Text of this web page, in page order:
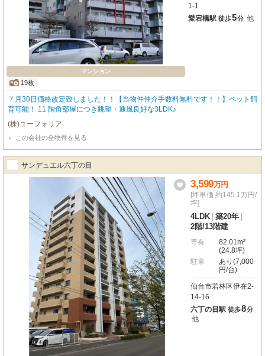
マンション
19枚
1-1
愛宕橋駅 徒歩5分 他
７月30日価格改定致しました！！【当物件仲介手数料無料です！！】ペット飼
育可能！ 11 階角部屋につき眺望・通風良好な3LDK♪
(株)ユーフォリア
この会社の全物件を見る
サンデュエル六丁の目
3,599万円
[坪単価 約145.1万円/
坪]
4LDK 築20年
2階/13階建
専有
82.01m²
(24.8坪)
駐車
あり(7,000
円/台)
仙台市若林区伊在2-
14-16
六丁の目駅 徒歩8分
他